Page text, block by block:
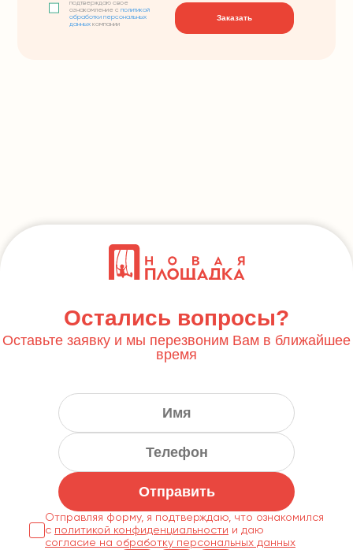
подтверждаю свое
ознакомление сполитикой
обработки персональных
данных компании
Заказать
Остались вопросы?
Оставьте заявку и мы перезвоним Вам в ближайшее
время
Отправить
Отправляя форму, я подтверждаю, что ознакомился
с политикой конфиденциальности
согласие на обработку персональных данных